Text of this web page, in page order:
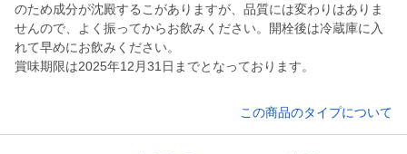
のため成分が沈殿するこがありますが、品質には変わりはありま
せんので、よく振ってからお飲みください。開栓後は冷蔵庫に入
れて早めにお飲みください。
賞味期限は2025年12月31日までとなっております。
この商品のタイプについて